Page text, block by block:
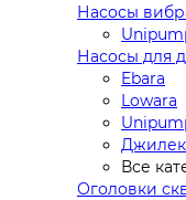
Насосы
Насосы для
Ebara
Lowara
Все
Оголовки